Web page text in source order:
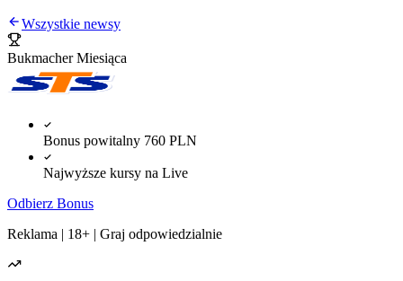
Wszystkie newsy
Bukmacher Miesiąca
Bonus powitalny 760 PLN
Najwyższe kursy na Live
Odbierz Bonus
Reklama | 18+ | Graj odpowiedzialnie